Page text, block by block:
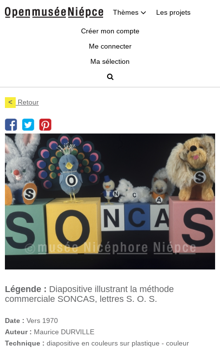
Thèmes Les projets
Créer mon compte
Me connecter
Ma sélection
< Retour
Légende : Diapositive illustrant la méthode
commerciale SONCAS, lettres S. O. S.
Date : Vers 1970
Auteur : Maurice DURVILLE
Technique : diapositive en couleurs sur plastique - couleur